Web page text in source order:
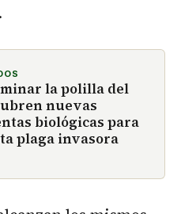
la polilla del
nuevas
biológicas para
plaga invasora